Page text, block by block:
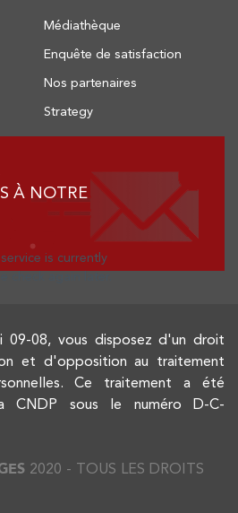
Médiathèque
Enquête de satisfaction
Nos partenaires
Strategy
À NOTRE
is currently
check again later.
09-08, vous disposez d'un droit
et d'opposition au traitement
Ce traitement a été
CNDP sous le numéro D-C-
2020 - TOUS LES DROITS